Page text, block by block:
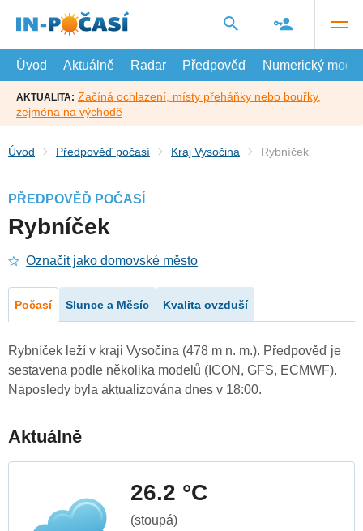
hlavní
Úvod
Aktuálně Radar Předpověď Numerický model
AKTUALITA: Začíná ochlazení, místy přeháňky nebo bouřky,
zejména na východě
Úvod Předpověď počasí Kraj Vysočina Rybníček
PŘEDPOVĚĎ POČASÍ
Rybníček
Označit jako domovské město
Počasí Slunce a Měsíc Kvalita ovzduší
Rybníček leží v kraji Vysočina (478 m n. m.). Předpověď je
sestavena podle několika modelů (ICON, GFS, ECMWF).
Naposledy byla aktualizována dnes v 18:00.
Aktuálně
26.2 °C
(stoupá)